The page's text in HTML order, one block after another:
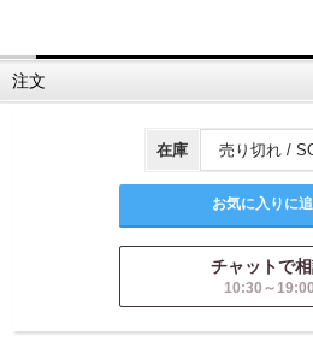
注文
在庫 売り切れ /
チャットで
10:30～19:00